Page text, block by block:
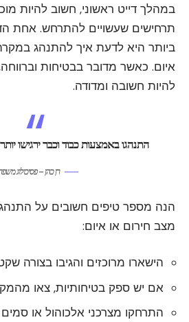
במהלך דייט ראשוני, חשוב להיות
תרחישים שעשויים להתרחש. אחת
ביותר היא לדעת איך להתנהג
איום. כאשר מדובר בבטיחות
להיות חשובה ומדודה.
התנהגו באמצעות כבוד וכבר ירגישו
רן כהן – פסיכולוג
הנה מספר טיפים חשובים על
מצב חירום או איום:
הישארו מרוכזים והגיבו בצורה
אם יש ספק בטיחותיות, צאו
התרחקו מצרכני אלכוהול או